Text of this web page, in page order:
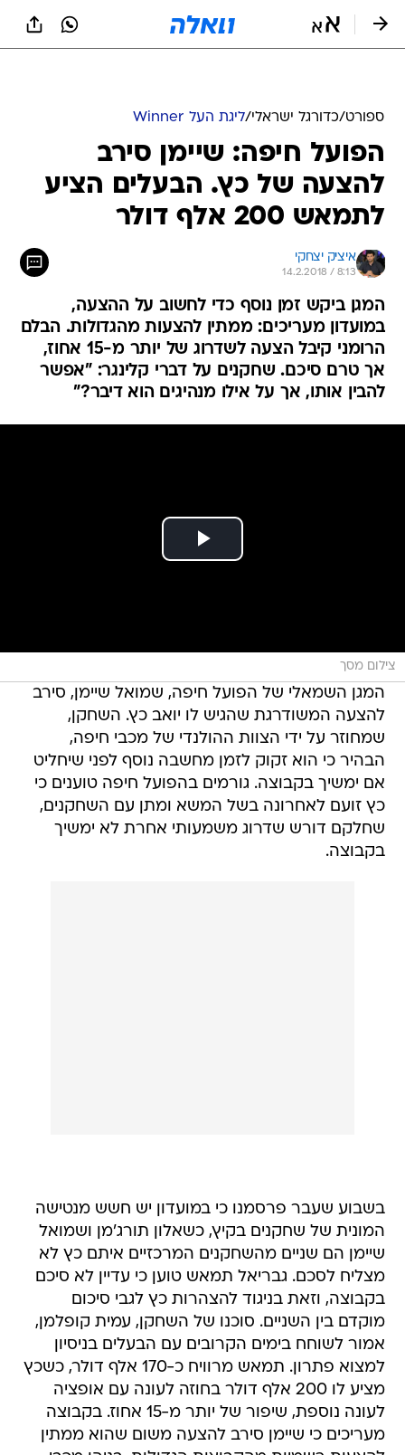
הפועל חיפה: שיימן סירב
להצעה של כץ. הבעלים הציע
לתמאש 200 אלף דולר
איציק יצחקי
14.2.2018 / 8:13
המגן ביקש זמן נוסף כדי לחשוב על ההצעה,
במועדון מעריכים: ממתין להצעות מהגדולות. הבלם
הרומני קיבל הצעה לשדרוג של יותר מ-15 אחוז,
אך טרם סיכם. שחקנים על דברי קלינגר: "אפשר
להבין אותו, אך על אילו מנהיגים הוא דיבר?"
המגן השמאלי של הפועל חיפה, שמואל שיימן, סירב
להצעה המשודרגת שהגיש לו יואב כץ. השחקן,
שמחוזר על ידי הצוות ההולנדי של מכבי חיפה,
הבהיר כי הוא זקוק לזמן מחשבה נוסף לפני שיחליט
אם ימשיך בקבוצה. גורמים בהפועל חיפה טוענים כי
כץ זועם לאחרונה בשל המשא ומתן עם השחקנים,
שחלקם דורש שדרוג משמעותי אחרת לא ימשיך
בקבוצה.
שיימן הם שניים מהשחקנים המרכזיים איתם כץ לא
מצליח לסכם. גבריאל תמאש טוען כי עדיין לא סיכם
בקבוצה, וזאת בניגוד להצהרות כץ לגבי סיכום
מוקדם בין השניים. סוכנו של השחקן, עמית קופלמן,
אמור לשוחח בימים הקרובים עם הבעלים בניסיון
למצוא פתרון. תמאש מרוויח כ-170 אלף דולר, כשכץ
מציע לו 200 אלף דולר בחוזה לעונה עם אופציה
לעונה נוספת, שיפור של יותר מ-15 אחוז. בקבוצה
מעריכים כי שיימן סירב להצעה משום שהוא ממתין
להצעות רשמיות מהקבוצות הגדולות, בניהן מכבי
חיפה ומכבי תל אביב.